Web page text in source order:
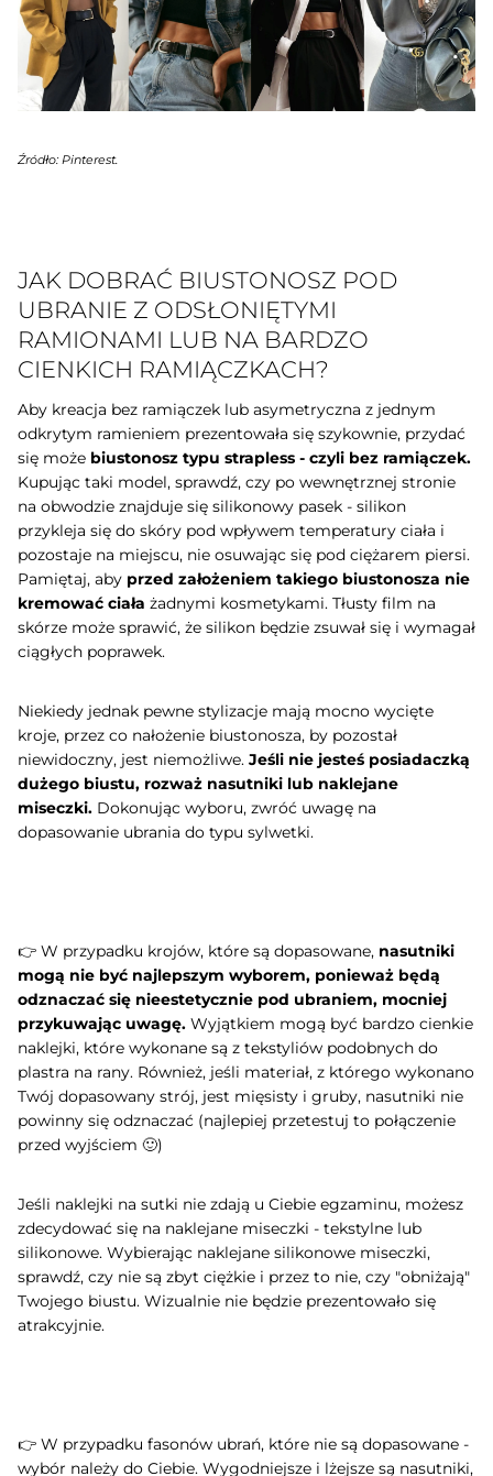
Źródło:Pinterest.
JAK DOBRAĆ BIUSTONOSZ POD
UBRANIE Z ODSŁONIĘTYMI
RAMIONAMI LUB NA BARDZO
CIENKICH RAMIĄCZKACH?
Aby kreacja bez ramiączek lub asymetryczna z jednym
odkrytym ramieniem prezentowała się szykownie, przydać
się może biustonosz typu strapless - czyli bez ramiączek.
Kupując taki model, sprawdź, czy po wewnętrznej stronie
na obwodzie znajduje się silikonowy pasek - silikon
przykleja się do skóry pod wpływem temperatury ciała i
pozostaje na miejscu, nie osuwając się pod ciężarem piersi.
Pamiętaj, aby przed założeniem takiego biustonosza nie
kremować ciała żadnymi kosmetykami. Tłusty film na
skórze może sprawić, że silikon będzie zsuwał się i wymagał
ciągłych poprawek.
Niekiedy jednak pewne stylizacje mają mocno wycięte
kroje, przez co nałożenie biustonosza, by pozostał
niewidoczny, jest niemożliwe. Jeśli nie jesteś posiadaczką
dużego biustu, rozważ nasutniki lub naklejane
miseczki. Dokonując wyboru, zwróć uwagę na
dopasowanie ubrania do typu sylwetki.
👉 W przypadku krojów, które są dopasowane, nasutniki
mogą nie być najlepszym wyborem, ponieważ będą
odznaczać się nieestetycznie pod ubraniem, mocniej
przykuwając uwagę. Wyjątkiem mogą być bardzo cienkie
naklejki, które wykonane są z tekstyliów podobnych do
plastra na rany. Również, jeśli materiał, z którego wykonano
Twój dopasowany strój, jest mięsisty i gruby, nasutniki nie
powinny się odznaczać (najlepiej przetestuj to połączenie
przed wyjściem 🙂)
Jeśli naklejki na sutki nie zdają u Ciebie egzaminu, możesz
zdecydować się na naklejane miseczki - tekstylne lub
silikonowe. Wybierając naklejane silikonowe miseczki,
sprawdź, czy nie są zbyt ciężkie i przez to nie, czy "obniżają"
Twojego biustu. Wizualnie nie będzie prezentowało się
atrakcyjnie.
👉 W przypadku fasonów ubrań, które nie są dopasowane -
wybór należy do Ciebie. Wygodniejsze i lżejsze są nasutniki,